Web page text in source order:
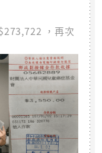
，再次